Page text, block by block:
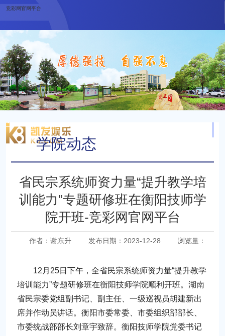
竞彩网官网平台
学院动态
当前位置： 最新动态 学院动态
省民宗系统师资力量“提升教学培
训能力”专题研修班在衡阳技师学
院开班-竞彩网官网平台
作者：谢东升 发布日期：2023-12-28 浏览量：
12月25日下午，全省民宗系统师资力量“提升教学
培训能力”专题研修班在衡阳技师学院顺利开班。湖南
省民宗委党组副书记、副主任、一级巡视员胡建新出
席并作动员讲话。衡阳市委常委、市委组织部部长、
市委统战部部长刘章宇致辞。衡阳技师学院党委书记